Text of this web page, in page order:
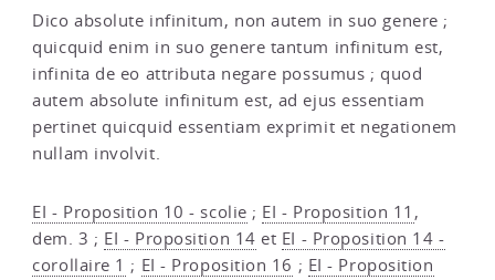
Dico absolute infinitum, non autem in suo genere ;
quicquid enim in suo genere tantum infinitum est,
infinita de eo attributa negare possumus ; quod
autem absolute infinitum est, ad ejus essentiam
pertinet quicquid essentiam exprimit et negationem
nullam involvit.
EI - Proposition 10 - scolie ; EI - Proposition 11 ,
dem. 3 ; EI - Proposition 14 et EI - Proposition 14 -
corollaire 1 ; EI - Proposition 16 ; EI - Proposition